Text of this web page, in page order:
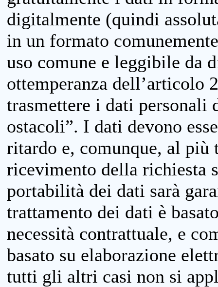
digitalmente (quindi
in un formato
uso comune e leggibile da
ottemperanza dell’articolo
trasmettere i dati personali
ostacoli”. I dati devono
ritardo e, comunque, al più
ricevimento della richiesta
portabilità dei dati sarà
trattamento dei dati è
necessità contrattuale, e
basato su elaborazione
tutti gli altri casi non si